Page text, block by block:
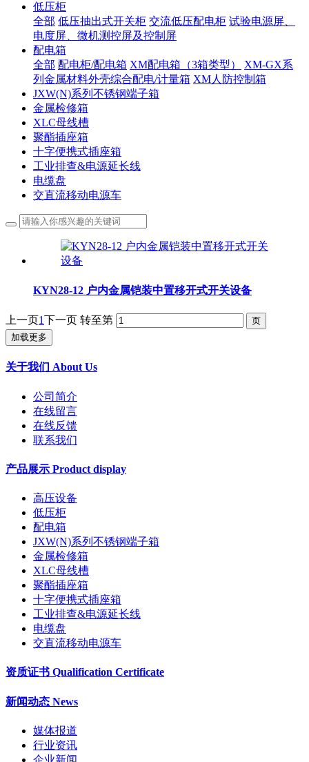
低压柜
全部 低压抽出式开关柜 交流低压配电柜 试验电源屏、
电度屏、微机测控屏及控制屏
配电箱
全部 配电柜/配电箱 XM配电箱（3箱类型）
XM-GX系
列金属材料外壳综合配电/计量箱 XM人防控制箱
JXW(N)系列不锈钢端子箱
金属检修箱
XLC母线槽
聚酯插座箱
十字便携式插座箱
工业排查&电源延长线
电缆盘
交直流移动电源车
KYN28-12 户内金属铠装中置移开式开关设备
上一页1下一页 转至第
加载更多
关于我们 About Us
公司简介
在线留言
在线反馈
联系我们
产品展示 Product display
高压设备
低压柜
配电箱
JXW(N)系列不锈钢端子箱
金属检修箱
XLC母线槽
聚酯插座箱
十字便携式插座箱
工业排查&电源延长线
电缆盘
交直流移动电源车
资质证书 Qualification Certificate
新闻动态 News
媒体报道
行业资讯
企业新闻